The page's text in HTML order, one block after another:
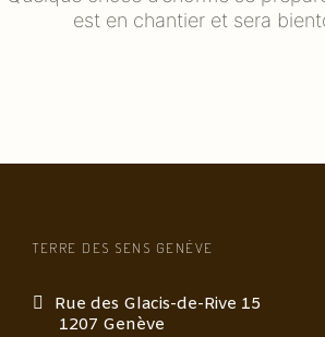
est en chantier et sera
TERRE DES SENS GENÈVE
Rue des Glacis-de-Rive 15
1207 Genève